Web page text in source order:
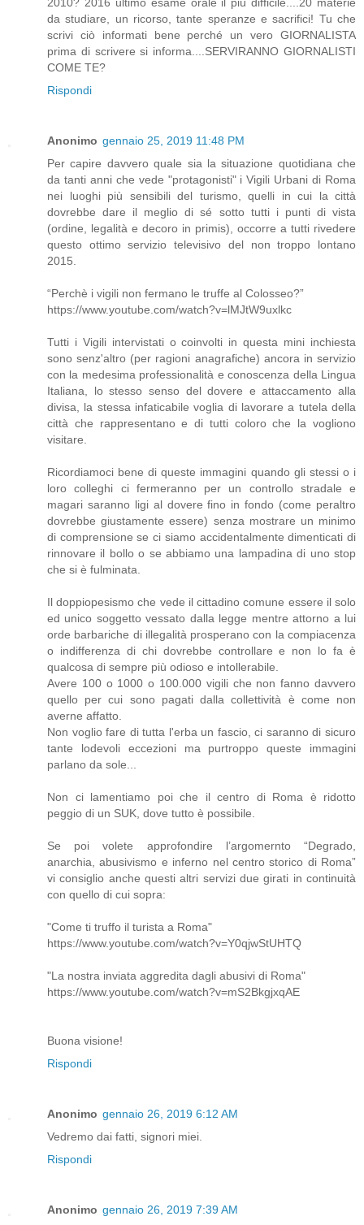
2010? 2016 ultimo esame orale il più difficile....20 materie
da studiare, un ricorso, tante speranze e sacrifici! Tu che
scrivi ciò informati bene perché un vero GIORNALISTA
prima di scrivere si informa....SERVIRANNO GIORNALISTI
COME TE?
Rispondi
Anonimo gennaio 25, 2019 11:48 PM
Per capire davvero quale sia la situazione quotidiana che
da tanti anni che vede "protagonisti" i Vigili Urbani di Roma
nei luoghi più sensibili del turismo, quelli in cui la città
dovrebbe dare il meglio di sé sotto tutti i punti di vista
(ordine, legalità e decoro in primis), occorre a tutti rivedere
questo ottimo servizio televisivo del non troppo lontano
2015.
“Perchè i vigili non fermano le truffe al Colosseo?”
https://www.youtube.com/watch?v=lMJtW9uxlkc
Tutti i Vigili intervistati o coinvolti in questa mini inchiesta
sono senz'altro (per ragioni anagrafiche) ancora in servizio
con la medesima professionalità e conoscenza della Lingua
Italiana, lo stesso senso del dovere e attaccamento alla
divisa, la stessa infaticabile voglia di lavorare a tutela della
città che rappresentano e di tutti coloro che la vogliono
visitare.
Ricordiamoci bene di queste immagini quando gli stessi o i
loro colleghi ci fermeranno per un controllo stradale e
magari saranno ligi al dovere fino in fondo (come peraltro
dovrebbe giustamente essere) senza mostrare un minimo
di comprensione se ci siamo accidentalmente dimenticati di
rinnovare il bollo o se abbiamo una lampadina di uno stop
che si è fulminata.
Il doppiopesismo che vede il cittadino comune essere il solo
ed unico soggetto vessato dalla legge mentre attorno a lui
orde barbariche di illegalità prosperano con la compiacenza
o indifferenza di chi dovrebbe controllare e non lo fa è
qualcosa di sempre più odioso e intollerabile.
Avere 100 o 1000 o 100.000 vigili che non fanno davvero
quello per cui sono pagati dalla collettività è come non
averne affatto.
Non voglio fare di tutta l'erba un fascio, ci saranno di sicuro
tante lodevoli eccezioni ma purtroppo queste immagini
parlano da sole...
Non ci lamentiamo poi che il centro di Roma è ridotto
peggio di un SUK, dove tutto è possibile.
Se poi volete approfondire l’argomernto “Degrado,
anarchia, abusivismo e inferno nel centro storico di Roma”
vi consiglio anche questi altri servizi due girati in continuità
con quello di cui sopra:
"Come ti truffo il turista a Roma"
https://www.youtube.com/watch?v=Y0qjwStUHTQ
"La nostra inviata aggredita dagli abusivi di Roma"
https://www.youtube.com/watch?v=mS2BkgjxqAE
Buona visione!
Rispondi
Anonimo gennaio 26, 2019 6:12 AM
Vedremo dai fatti, signori miei.
Rispondi
Anonimo gennaio 26, 2019 7:39 AM